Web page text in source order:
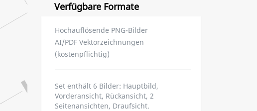
Verfügbare Formate
Hochauflösende PNG-Bilder
AI/PDF Vektorzeichnungen
(kostenpflichtig)
Set enthält 6 Bilder: Hauptbild,
Vorderansicht, Rückansicht, 2
Seitenansichten, Draufsicht.